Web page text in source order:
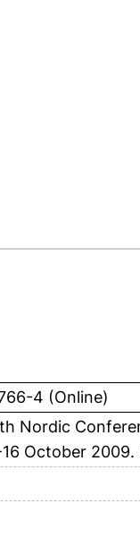
4 (Online)
Nordic
October 2009.